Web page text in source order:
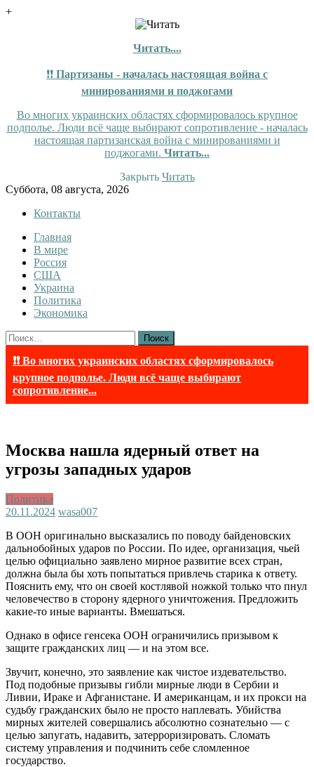
+
Читать....
❗❗ Партизаны - началась настоящая война с
минированиями и поджогами
Во многих украинских областях сформировалось крупное
подполье. Люди всё чаще выбирают сопротивление - началась
настоящая партизанская война с минированиями и
поджогами. Читать...
Закрыть Читать
Skip
content
Суббота, 08 августа, 2026
Контакты
InfoRuss
InfoRuss — Новости
Главная
В мире
Россия
США
Украина
Политика
Экономика
Найти:
❗❗ Во многих украинских областях сформировалось
крупное подполье. Люди всё чаще выбирают
сопротивление...
Москва нашла ядерный ответ на
угрозы западных ударов
Политика
20.11.2024 wasa007
В ООН оригинально высказались по поводу байденовских
дальнобойных ударов по России. По идее, организация, чьей
целью официально заявлено мирное развитие всех стран,
должна была бы хоть попытаться привлечь старика к ответу.
Пояснить ему, что он своей костлявой ножкой только что пнул
человечество в сторону ядерного уничтожения. Предложить
какие-то иные варианты. Вмешаться.
Однако в офисе генсека ООН ограничились призывом к
защите гражданских лиц — и на этом все.
Звучит, конечно, это заявление как чистое издевательство.
Под подобные призывы гибли мирные люди в Сербии и
Ливии, Ираке и Афганистане. И американцам, и их прокси на
судьбу гражданских было не просто наплевать. Убийства
мирных жителей совершались абсолютно сознательно — с
целью запугать, надавить, затерроризировать. Сломать
систему управления и подчинить себе сломленное
государство.